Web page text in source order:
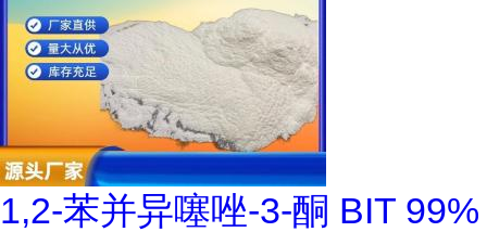
1,2-苯并异噻唑-3-酮 BIT 99%